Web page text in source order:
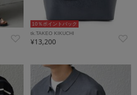
10％ポイントバック
tk.TAKEO KIKUCHI
¥13,200